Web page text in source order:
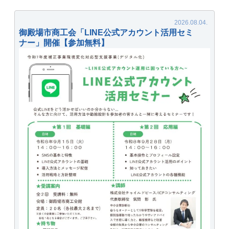
御殿場市商工会「LINE公式アカウント活用セミ
ナー」開催【参加無料】